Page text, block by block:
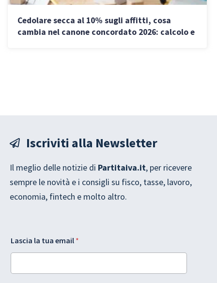
Cedolare secca al 10% sugli affitti, cosa
cambia nel canone concordato 2026: calcolo e
Iscriviti alla Newsletter
Il meglio delle notizie di Partitaiva.it, per ricevere
sempre le novità e i consigli su fisco, tasse, lavoro,
economia, fintech e molto altro.
u
a
a
Lascia la tua email *